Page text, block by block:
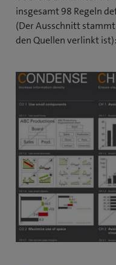
insgesamt 98 Regeln
(Der Ausschnitt stammt
den Quellen verlinkt ist):